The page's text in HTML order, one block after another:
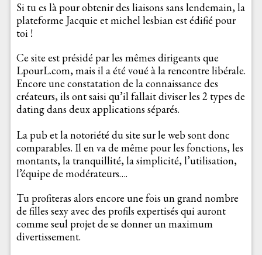
Si tu es là pour obtenir des liaisons sans lendemain, la
plateforme Jacquie et michel lesbian est édifié pour
toi !
Ce site est présidé par les mêmes dirigeants que
LpourL.com, mais il a été voué à la rencontre libérale.
Encore une constatation de la connaissance des
créateurs, ils ont saisi qu’il fallait diviser les 2 types de
dating dans deux applications séparés.
La pub et la notoriété du site sur le web sont donc
comparables. Il en va de même pour les fonctions, les
montants, la tranquillité, la simplicité, l’utilisation,
l’équipe de modérateurs….
Tu profiteras alors encore une fois un grand nombre
de filles sexy avec des profils expertisés qui auront
comme seul projet de se donner un maximum
divertissement.